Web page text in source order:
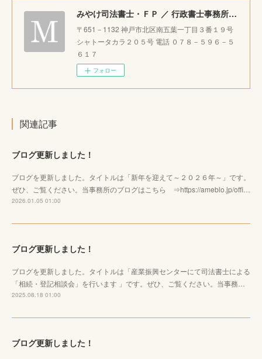
みやけ司法書士・ＦＰ ／ 行政書士事務所 ｜神戸市北区で相続・成年後見・生前整理のご相談をお受けしています。
〒651－1132 神戸市北区南五葉一丁目３番１９号
シャトータカラ２０５号 電話 ０７８－５９６－５
６１７
フォロー
関連記事
ブログ更新しました！
ブログを更新しました。タイトルは「新年を迎えて～２０２６年～」です。
ぜひ、ご覧ください。当事務所のブログはこちら ⇒https://ameblo.jp/offi…
2026.01.05 01:00
ブログ更新しました！
ブログを更新しました。タイトルは「産業振興センターにて司法書士による
「相続・登記相談会」を行います 」です。ぜひ、ご覧ください。当事務…
2025.08.18 01:00
ブログ更新しました！